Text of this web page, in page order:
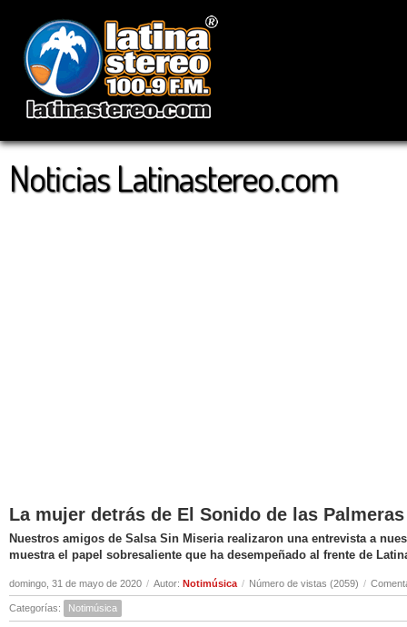
Noticias Latinastereo.com
La mujer detrás de El Sonido de las Palmeras
Nuestros amigos de Salsa Sin Miseria realizaron una entrevista a
muestra el papel sobresaliente que ha desempeñado al frente de
domingo, 31 de mayo de 2020 / Autor: Notimúsica / Número de vistas (2059) /
Categorías: Notimúsica